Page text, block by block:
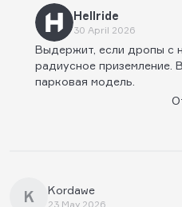
Hellride
30 April 2026
Выдержит, если дропы с
радиусное приземление.
парковая модель.
K Kordawe
23 May 2026